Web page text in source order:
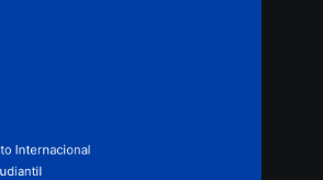
Internacional